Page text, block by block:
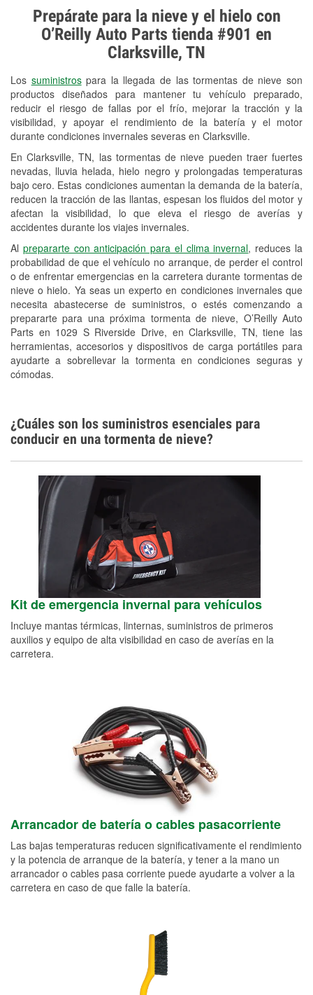
Prepárate para la nieve y el hielo con
O’Reilly Auto Parts tienda #901 en
Clarksville, TN
Los suministrospara la llegada de las tormentas de nieve son
productos diseñados para mantener tu vehículo preparado,
reducir el riesgo de fallas por el frío, mejorar la tracción y la
visibilidad, y apoyar el rendimiento de la batería y el motor
durante condiciones invernales severas en Clarksville.
En Clarksville, TN, las tormentas de nieve pueden traer fuertes
nevadas, lluvia helada, hielo negro y prolongadas temperaturas
bajo cero. Estas condiciones aumentan la demanda de la batería,
reducen la tracción de las llantas, espesan los fluidos del motor y
afectan la visibilidad, lo que eleva el riesgo de averías y
accidentes durante los viajes invernales.
Al prepararte con anticipación para el clima invernal, reduces la
probabilidad de que el vehículo no arranque, de perder el control
o de enfrentar emergencias en la carretera durante tormentas de
nieve o hielo. Ya seas un experto en condiciones invernales que
necesita abastecerse de suministros, o estés comenzando a
prepararte para una próxima tormenta de nieve, O’Reilly Auto
Parts en 1029 S Riverside Drive, en Clarksville, TN, tiene las
herramientas, accesorios y dispositivos de carga portátiles para
ayudarte a sobrellevar la tormenta en condiciones seguras y
cómodas.
Prueba de alternadores y
arrancadores
Revisión de la luz "Check Engine"
Reciclaje de baterías y aceite
Instalación de bombillas de faros
Instalación de limpiaparabrisas
Programa de Préstamo de
Herramientas
Mezcla de pinturas
Rectificación de tambores y discos de
freno
Snowstorm Supplies
Conoce más
¿Cuáles son los suministros esenciales para
conducir en una tormenta de nieve?
Kit de emergencia invernal para vehículos
Incluye mantas térmicas, linternas, suministros de primeros
auxilios y equipo de alta visibilidad en caso de averías en la
carretera.
Arrancador de batería o cables pasacorriente
Las bajas temperaturas reducen significativamente el rendimiento
y la potencia de arranque de la batería, y tener a la mano un
arrancador o cables pasa corriente puede ayudarte a volver a la
carretera en caso de que falle la batería.